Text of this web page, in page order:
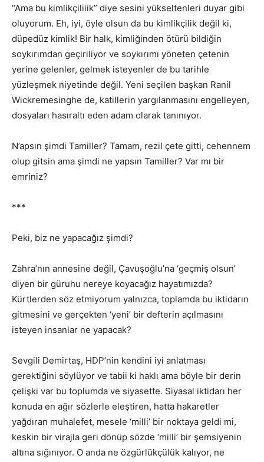
“Ama bu kimlikçiliiik” diye sesini yükseltenleri duyar gibi
oluyorum. Eh, iyi, öyle olsun da bu kimlikçilik değil ki,
düpedüz kimlik! Bir halk, kimliğinden ötürü bildiğin
soykırımdan geçiriliyor ve soykırımı yöneten çetenin
yerine gelenler, gelmek isteyenler de bu tarihle
yüzleşmek niyetinde değil. Yeni seçilen başkan Ranil
Wickremesinghe de, katillerin yargılanmasını engelleyen,
dosyaları hasıraltı eden adam olarak tanınıyor.
N’apsın şimdi Tamiller? Tamam, rezil çete gitti, cehennem
olup gitsin ama şimdi ne yapsın Tamiller? Var mı bir
emriniz?
***
Peki, biz ne yapacağız şimdi?
Zahra’nın annesine değil, Çavuşoğlu’na ‘geçmiş olsun’
diyen bir güruhu nereye koyacağız hayatımızda?
Kürtlerden söz etmiyorum yalnızca, toplamda bu iktidarın
gitmesini ve gerçekten ‘yeni’ bir defterin açılmasını
isteyen insanlar ne yapacak?
Sevgili Demirtaş, HDP’nin kendini iyi anlatması
gerektiğini söylüyor ve tabii ki haklı ama böyle bir derin
çelişki var bu toplumda ve siyasette. Siyasal iktidarı her
konuda en ağır sözlerle eleştiren, hatta hakaretler
yağdıran muhalefet, mesele ‘milli’ bir noktaya geldi mi,
keskin bir virajla geri dönüp sözde ‘milli’ bir şemsiyenin
altına sığınıyor. O anda ne özgürlükçülük kalıyor, ne